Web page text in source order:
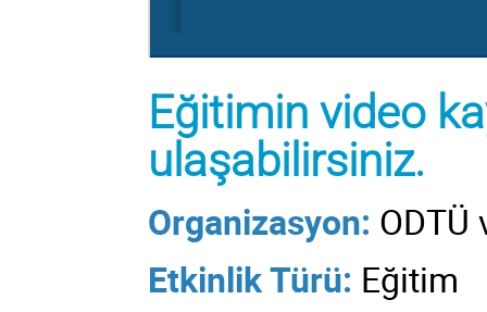
Eğitimin video
ulaşabilirsiniz.
Organizasyon: ODTÜ
Etkinlik Türü: Eğitim